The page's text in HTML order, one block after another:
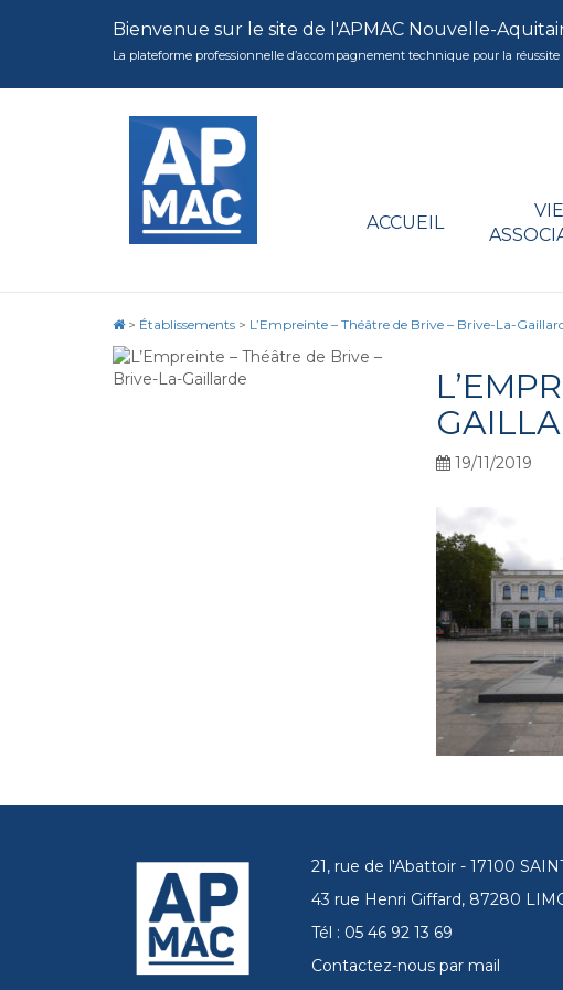
Bienvenue sur le site de l'APMAC Nouvelle-
La plateforme professionnelle d’accompagnement technique pour la
ACCUEIL
VIE
> Établissements > L’Empreinte – Théâtre de Brive – Brive-La-
19/11/2019
21, rue de l'Abattoir - 17100
43 rue Henri Giffard, 87280
Tél : 05 46 92 13 69
Contactez-nous par mail